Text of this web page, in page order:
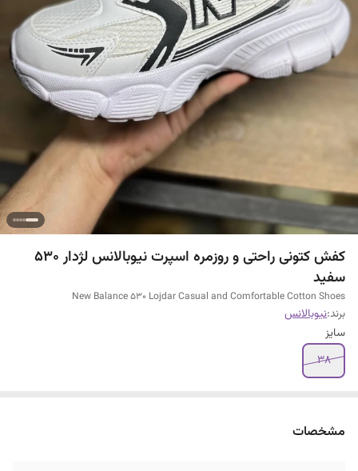
کفش کتونی راحتی و روزمره اسپرت نیوبالانس لژدار ۵۳۰
سفید
New Balance 530 Lojdar Casual and Comfortable Cotton Shoes
برند:نیوبالانس
سایز
۳۸
مشخصات